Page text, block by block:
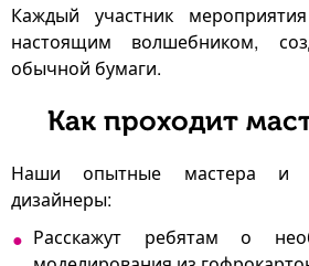
Каждый участник
настоящим волшебником,
обычной бумаги.
Как проходит
Наши опытные мастера и
дизайнеры:
Расскажут ребятам о